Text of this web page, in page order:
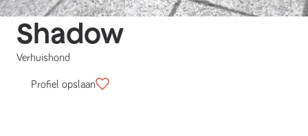
Shadow
Verhuishond
Profiel opslaan